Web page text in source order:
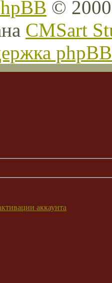
©
CMSart
phpBB
аккаунта